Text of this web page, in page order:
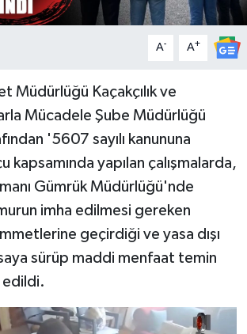
A- A+
Müdürlüğü Kaçakçılık ve
Mücadele Şube Müdürlüğü
'5607 sayılı kanununa
kapsamında yapılan çalışmalarda,
Gümrük Müdürlüğü'nde
imha edilmesi gereken
geçirdiği ve yasa dışı
sürüp maddi menfaat temin